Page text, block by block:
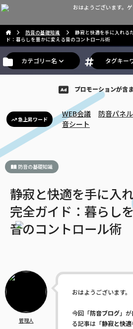
おはようございます。
防音の基礎知識
静寂と快適を手に入れる
ド：暮らしを豊かに変える音のコントロール術
カテゴリー名 タグキー
プロモーションが含
急上昇ワード
WEB会議 防音パネル
音シート
防音の基礎知識
静寂と快適を手に入
完全ガイド：暮らし
音のコントロール術
管理人
おはようございます。
今回「防音ブログ」
る記事は「静寂と快